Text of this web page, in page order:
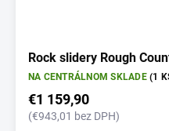
Rock slidery Rough
NA CENTRÁLNOM SKLADE(1
€1 159,90
(€943,01 bez DPH)